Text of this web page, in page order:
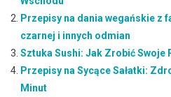
Przepisy na dania wegańskie z
czarnej i innych odmian
Sztuka Sushi: Jak Zrobić Swoje
Przepisy na Sycące Sałatki:
Minut